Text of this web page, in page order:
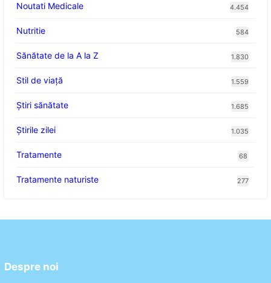
Noutati Medicale 4.454
Nutritie 584
Sănătate de la A la Z 1.830
Stil de viaţă 1.559
Ştiri sănătate 1.685
Știrile zilei 1.035
Tratamente 68
Tratamente naturiste 277
Despre noi